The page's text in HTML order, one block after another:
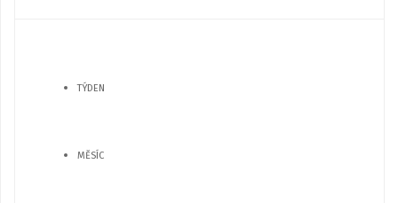
TÝDEN
MĚSÍC